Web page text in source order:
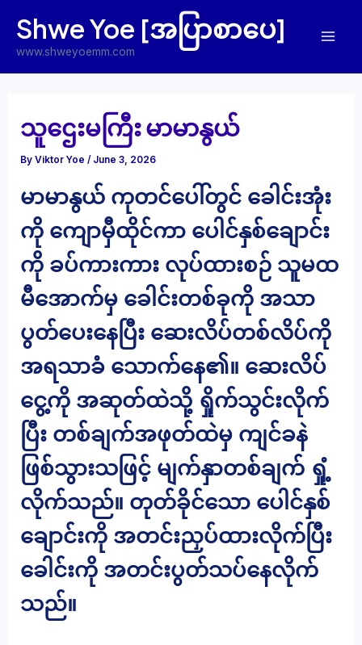
content
Shwe Yoe [အပြာစာပေ]
www.shweyoemm.com
သူဌေးမကြီး မာမာနွယ်
ByViktor Yoe/ June 3, 2026
မာမာနွယ် ကုတင်ပေါ်တွင် ခေါင်းအုံး
ကို ကျောမှီထိုင်ကာ ပေါင်နှစ်ချောင်း
ကို ခပ်ကားကား လုပ်ထားစဉ် သူမထ
မီအောက်မှ ခေါင်းတစ်ခုကို အသာ
ပွတ်ပေးနေပြီး ဆေးလိပ်တစ်လိပ်ကို
အရသာခံ သောက်နေ၏။ ဆေးလိပ်
ငွေ့ကို အဆုတ်ထဲသို့ ရှိုက်သွင်းလိုက်
ပြီး တစ်ချက်အဖုတ်ထဲမှ ကျင်ခနဲ
ဖြစ်သွားသဖြင့် မျက်နှာတစ်ချက် ရှုံ့
လိုက်သည်။ တုတ်ခိုင်သော ပေါင်နှစ်
ချောင်းကို အတင်းညှပ်ထားလိုက်ပြီး
ခေါင်းကို အတင်းပွတ်သပ်နေလိုက်
သည်။